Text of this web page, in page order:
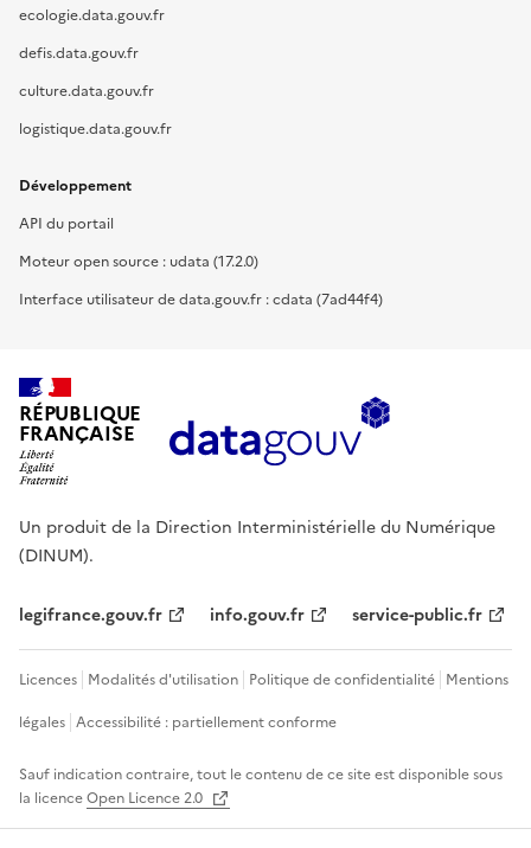
ecologie.data.gouv.fr
defis.data.gouv.fr
culture.data.gouv.fr
logistique.data.gouv.fr
Développement
API du portail
Moteur open source : udata (17.2.0)
Interface utilisateur de data.gouv.fr : cdata (7ad44f4)
RÉPUBLIQUE
FRANÇAISE
Un produit de la Direction Interministérielle du Numérique
(DINUM).
legifrance.gouv.fr info.gouv.fr service-public.fr
Licences Modalités d'utilisation Politique de confidentialité Mentions
légales Accessibilité : partiellement conforme
Sauf indication contraire, tout le contenu de ce site est disponible sous
la licenceOpen Licence 2.0